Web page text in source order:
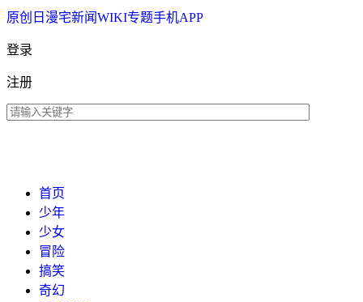
原创 日漫宅新闻WIKI专题手机APP
登录
注册
首页
少年
少女
冒险
搞笑
奇幻